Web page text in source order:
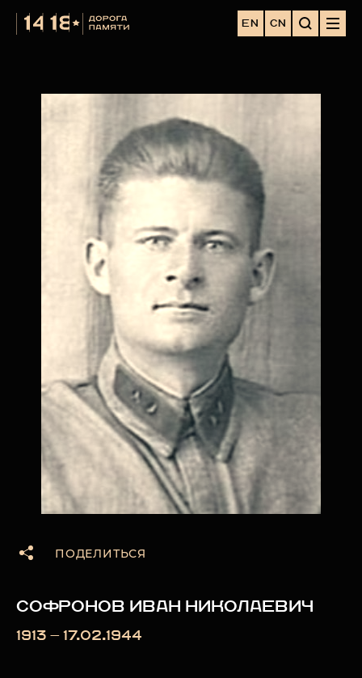
EN CN
ПОДЕЛИТЬСЯ
СОФРОНОВ ИВАН НИКОЛАЕВИЧ
1913 — 17.02.1944